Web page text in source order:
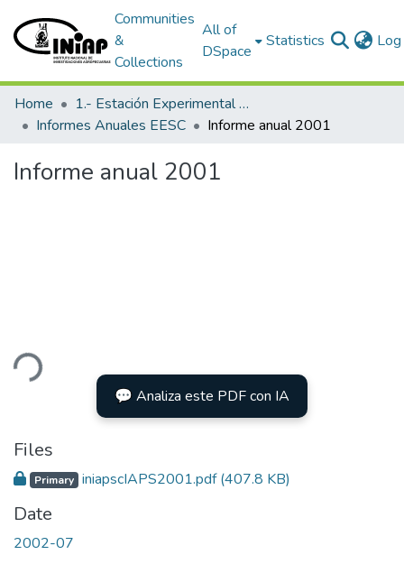
Communities
&
Collections
All of
DSpace
Statistics
Home
1.- Estación Experimental Santa Catalina
Informes Anuales EESC
Informe anual 2001
Informe anual 2001
💬 Analiza este PDF con IA
Files
Primary iniapscIAPS2001.pdf(407.8 KB)
Date
2002-07